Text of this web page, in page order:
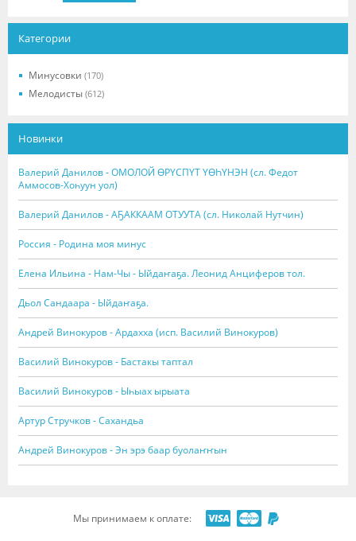
Категории
Минусовки (170)
Мелодисты (612)
Новинки
Валерий Данилов - ОМОЛОЙ ӨРҮСПҮТ ҮӨҺҮНЭН (сл. Федот
Аммосов-Хоһуун уол)
Валерий Данилов - АҔАККААМ ОТУУТА (сл. Николай Нутчин)
Россия - Родина моя минус
Елена Ильина - Нам-Чы - Ыйдаҥаҕа. Леонид Анциферов тол.
Дьол Сандаара - Ыйдаҥаҕа.
Андрей Винокуров - Ардахха (исп. Василий Винокуров)
Василий Винокуров - Бастакы таптал
Василий Винокуров - Ыһыах ырыата
Артур Стручков - Сахандьа
Андрей Винокуров - Эн эрэ баар буолаҥҥын
Мы принимаем к оплате: